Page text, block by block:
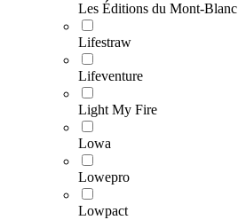
Les Éditions du Mont-Blanc
Lifestraw
Lifeventure
Light My Fire
Lowa
Lowepro
Lowpact